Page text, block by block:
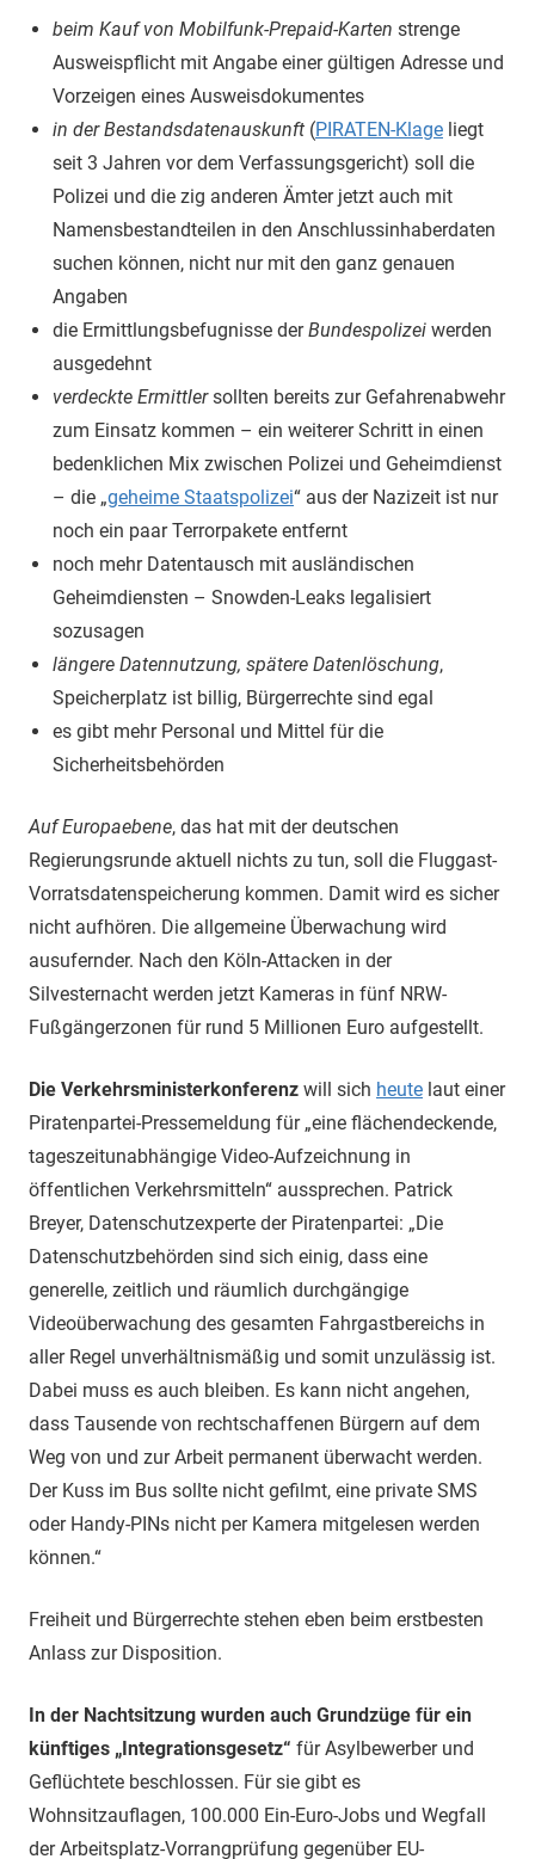
beim Kauf von Mobilfunk-Prepaid-Karten strenge
Ausweispflicht mit Angabe einer gültigen Adresse und
Vorzeigen eines Ausweisdokumentes
in der Bestandsdatenauskunft (PIRATEN-Klage liegt
seit 3 Jahren vor dem Verfassungsgericht) soll die
Polizei und die zig anderen Ämter jetzt auch mit
Namensbestandteilen in den Anschlussinhaberdaten
suchen können, nicht nur mit den ganz genauen
Angaben
die Ermittlungsbefugnisse derBundespolizei werden
ausgedehnt
verdeckte Ermittlersollten bereits zur Gefahrenabwehr
zum Einsatz kommen – ein weiterer Schritt in einen
bedenklichen Mix zwischen Polizei und Geheimdienst
– die „geheime Staatspolizei“ aus der Nazizeit ist nur
noch ein paar Terrorpakete entfernt
noch mehr Datentausch mit ausländischen
Geheimdiensten – Snowden-Leaks legalisiert
sozusagen
längere Datennutzung, spätere Datenlöschung,
Speicherplatz ist billig, Bürgerrechte sind egal
es gibt mehr Personal und Mittel für die
Sicherheitsbehörden
Auf Europaebene, das hat mit der deutschen
Regierungsrunde aktuell nichts zu tun, soll die Fluggast-
Vorratsdatenspeicherung kommen. Damit wird es sicher
nicht aufhören. Die allgemeine Überwachung wird
ausufernder. Nach den Köln-Attacken in der
Silvesternacht werden jetzt Kameras in fünf NRW-
Fußgängerzonen für rund 5 Millionen Euro aufgestellt.
Die Verkehrsministerkonferenz will sich heute laut einer
Piratenpartei-Pressemeldung für „eine flächendeckende,
tageszeitunabhängige Video-Aufzeichnung in
öffentlichen Verkehrsmitteln“ aussprechen. Patrick
Breyer, Datenschutzexperte der Piratenpartei: „Die
Datenschutzbehörden sind sich einig, dass eine
generelle, zeitlich und räumlich durchgängige
Videoüberwachung des gesamten Fahrgastbereichs in
aller Regel unverhältnismäßig und somit unzulässig ist.
Dabei muss es auch bleiben. Es kann nicht angehen,
dass Tausende von rechtschaffenen Bürgern auf dem
Weg von und zur Arbeit permanent überwacht werden.
Der Kuss im Bus sollte nicht gefilmt, eine private SMS
oder Handy-PINs nicht per Kamera mitgelesen werden
können.“
Freiheit und Bürgerrechte stehen eben beim erstbesten
Anlass zur Disposition.
In der Nachtsitzung wurden auch Grundzüge für ein
künftiges „Integrationsgesetz“ für Asylbewerber und
Geflüchtete beschlossen. Für sie gibt es
Wohnsitzauflagen, 100.000 Ein-Euro-Jobs und Wegfall
der Arbeitsplatz-Vorrangprüfung gegenüber EU-